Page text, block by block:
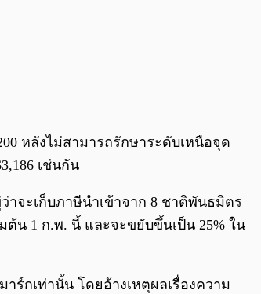
0:00/ 0:00
หลังไม่สามารถรักษาระดับเหนือจุด
เช่นกัน
จะเก็บภาษีนำเข้าจาก 8 ชาติพันธมิตร
ต้น 1 ก.พ. นี้ และจะขยับขึ้นเป็น 25% ใน
ร์กเท่านั้น โดยอ้างเหตุผลเรื่องความ